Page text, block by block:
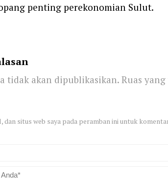
penting perekonomian Sulut.
tidak akan dipublikasikan. Ruas
dan situs web saya pada peramban ini untuk